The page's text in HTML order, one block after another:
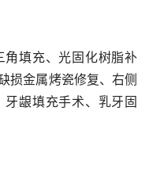
填充、光固化树脂补
损金属烤瓷修复、右侧
龈填充手术、乳牙固